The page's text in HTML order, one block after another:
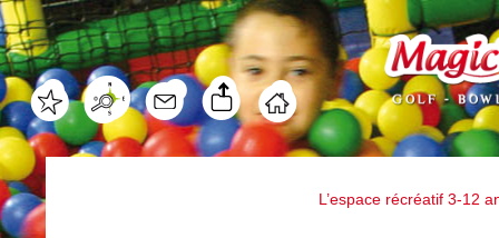
L’espace récréatif 3-12